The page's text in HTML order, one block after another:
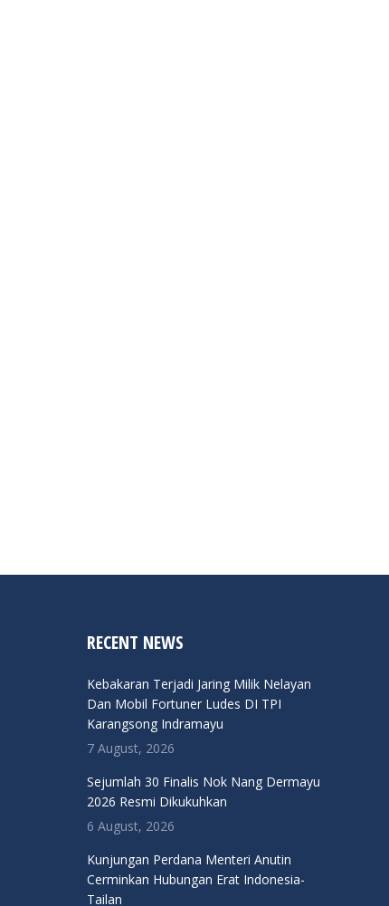
RECENT NEWS
Kebakaran Terjadi Jaring Milik Nelayan
Dan Mobil Fortuner Ludes DI TPI
Karangsong Indramayu
7 August, 2026
Sejumlah 30 Finalis Nok Nang Dermayu
2026 Resmi Dikukuhkan
6 August, 2026
Kunjungan Perdana Menteri Anutin
Cerminkan Hubungan Erat Indonesia-
Tailan